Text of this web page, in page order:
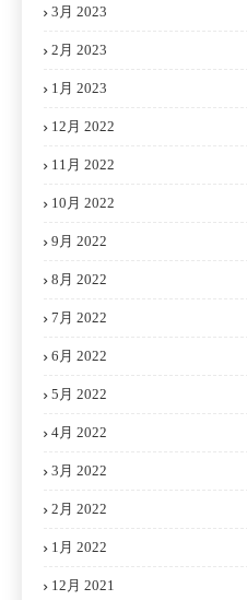
3月 2023
2月 2023
1月 2023
12月 2022
11月 2022
10月 2022
9月 2022
8月 2022
7月 2022
6月 2022
5月 2022
4月 2022
3月 2022
2月 2022
1月 2022
12月 2021